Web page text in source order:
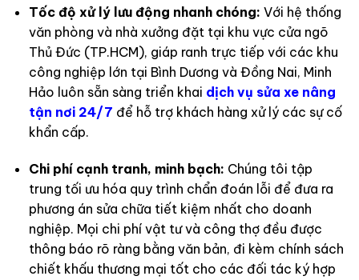
Tốc độ xử lý lưu động nhanh chóng: Với hệ thống
văn phòng và nhà xưởng đặt tại khu vực cửa ngõ
Thủ Đức (TP.HCM), giáp ranh trực tiếp với các khu
công nghiệp lớn tại Bình Dương và Đồng Nai, Minh
Hảo luôn sẵn sàng triển khai dịch vụ sửa xe nâng
tận nơi 24/7 để hỗ trợ khách hàng xử lý các sự cố
khẩn cấp.
Chi phí cạnh tranh, minh bạch: Chúng tôi tập
trung tối ưu hóa quy trình chẩn đoán lỗi để đưa ra
phương án sửa chữa tiết kiệm nhất cho doanh
nghiệp. Mọi chi phí vật tư và công thợ đều được
thông báo rõ ràng bằng văn bản, đi kèm chính sách
chiết khấu thương mại tốt cho các đối tác ký hợp